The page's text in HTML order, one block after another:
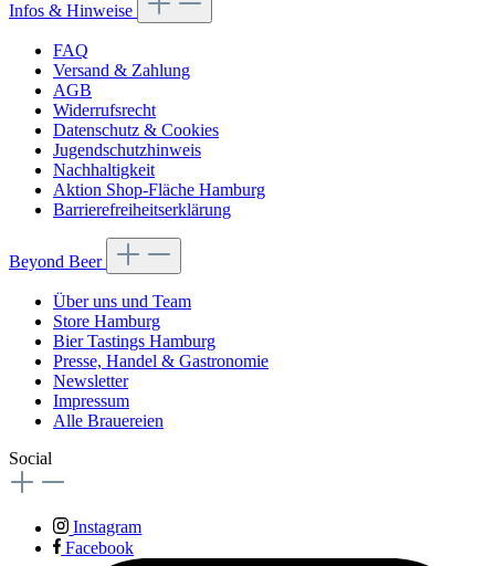
Infos & Hinweise
FAQ
Versand & Zahlung
AGB
Widerrufsrecht
Datenschutz & Cookies
Jugendschutzhinweis
Nachhaltigkeit
Aktion Shop-Fläche Hamburg
Barrierefreiheitserklärung
Beyond Beer
Über uns und Team
Store Hamburg
Bier Tastings Hamburg
Presse, Handel & Gastronomie
Newsletter
Impressum
Alle Brauereien
Social
Instagram
Facebook